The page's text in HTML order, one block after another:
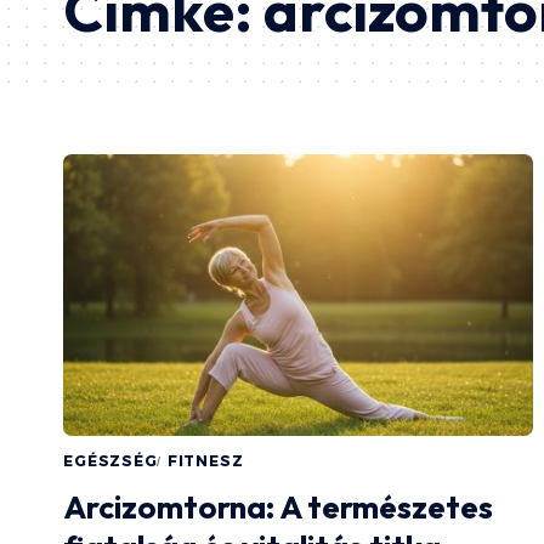
EGÉSZSÉG FITNESZ
Arcizomtorna: A természetes